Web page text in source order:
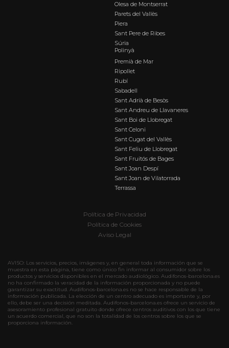
Olesa de Montserrat
Parets del Vallès
Piera
Sant Pere de Ribes
Súria
Polinyà
Premià de Mar
Ripollet
Rubí
Sabadell
Sant Adrià de Besòs
Sant Andreu de Llavaneres
Sant Boi de Llobregat
Sant Celoni
Sant Cugat del Vallès
Sant Feliu de Llobregat
Sant Fruitós de Bages
Sant Joan Despí
Sant Joan de Vilatorrada
Terrassa
Política de Privacidad
Política de Cookies
Aviso Legal
AVISO: Los servicios, precios, imágenes y, en general toda información que se
muestra en esta página, tiene como único fin informar al consumidor sobre los
productos y servicios disponibles en el mercado audiológico. Audifonos-barcelona.es
no ha confirmado la veracidad de la información proporcionada y no puede
garantizar su exactitud. Audifonos-barcelona.es no se hace responsable de la
información publicada. La elección de un centro adecuado es importante y, por
ello, debe ser una decisión meditada. Audifonos-barcelona.es ofrece un servicio de
asesoramiento profesional gratuito donde ofrece centros auditivos con los que tiene
un acuerdo comercial, que no son la totalidad de los centros sobre los que se
proporciona información.